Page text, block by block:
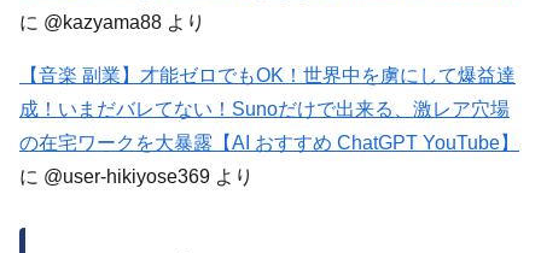
に @kazyama88 より
【音楽 副業】才能ゼロでもOK！世界中を虜にして爆益達
成！いまだバレてない！Sunoだけで出来る、激レア穴場
の在宅ワークを大暴露【AI おすすめ ChatGPT YouTube】
に @user-hikiyose369 より